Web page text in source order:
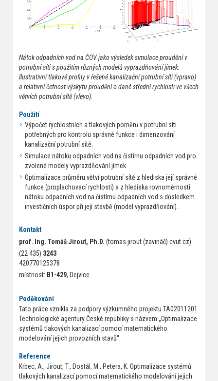
Nátok odpadních vod na ČOV jako výsledek simulace proudění v
potrubní síti s použitím různých modelů vyprazdňování jímek.
Ilustrativní tlakové profily v řešené kanalizační potrubní síti (vpravo)
a relativní četnost výskytu proudění o dané střední rychlosti ve všech
větvích potrubní sítě (vlevo).
Použití
Výpočet rychlostních a tlakových poměrů v potrubní síti
potřebných pro kontrolu správné funkce i dimenzování
kanalizační potrubní sítě.
Simulace nátoku odpadních vod na čistírnu odpadních vod pro
zvolené modely vyprazdňování jímek.
Optimalizace průměru větví potrubní sítě z hlediska její správné
funkce (proplachovací rychlosti) a z hlediska rovnoměrnosti
nátoku odpadních vod na čistírnu odpadních vod s důsledkem
investičních úspor při její stavbě (model vyprazdňování).
Kontakt
prof. Ing. Tomáš Jirout, Ph.D. (tomas.jirout (zavináč) cvut.cz)
(22 435) 3243
420770125378
místnost: B1-429, Dejvice
Poděkování
Tato práce vznikla za podpory výzkumného projektu TA02011201
Technologické agentury České republiky s názvem „Optimalizace
systémů tlakových kanalizací pomocí matematického
modelování jejich provozních stavů“.
Reference
Krbec, A., Jirout, T., Dostál, M., Petera, K. Optimalizace systémů
tlakových kanalizací pomocí matematického modelování jejich